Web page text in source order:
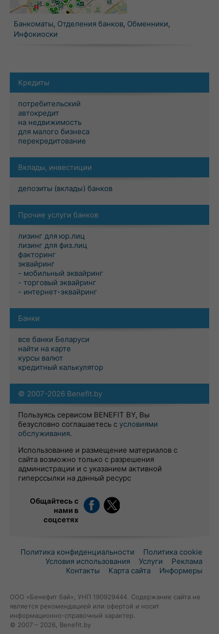
Банкоматы, Отделения банков, Обменники,
Инфокиоски
Кредиты
потребительский
автокредит
на недвижимость
для малого бизнеса
перекредитование
Вклады, инвестиции
депозиты (вклады) банков
Прочие услуги банков
лизинг для юр.лиц
лизинг для физ.лиц
факторинг
эквайринг
- мобильный эквайринг
- торговый эквайринг
- интернет-эквайринг
Банки
все банки Беларуси
найти на карте
курсы валют
кредитный калькулятор
© 2007-2026 Benefit.by
Пользуясь сервисом BENEFIT BY, Вы
безусловно соглашаетесь с условиями
обслуживания.
Использование и размещение материалов с
сайта возможно только с разрешения
администрации и с указанием активной
гиперссылки на данный ресурс
Общайтесь с
нами в
соцсетях
Политика конфиденциальности
Политика cookie
Условия использования
Услуги
Реклама
Контакты
Карта сайта Информеры
ООО «Бенефит бай», УНП 190929444. Содержание сайта не
является рекомендацией или офертой и носит
информационно-справочный характер.
© 2007 – 2026, Benefit.by